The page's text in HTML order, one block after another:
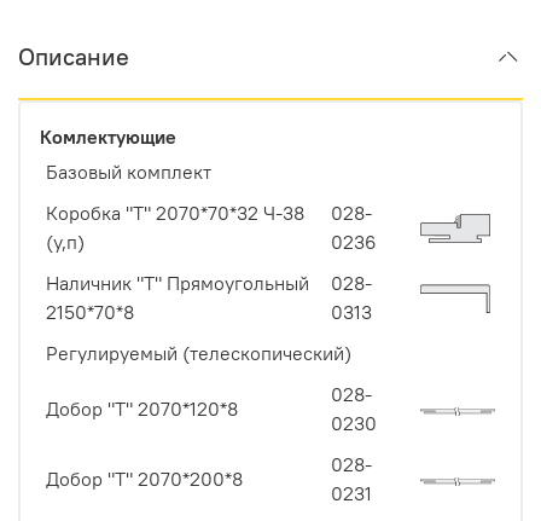
Описание
Комлектующие
Базовый комплект
Коробка "Т" 2070*70*32 Ч-38
(у,п)
028-
0236
Наличник "Т" Прямоугольный
2150*70*8
028-
0313
Регулируемый (телескопический)
Добор "Т" 2070*120*8
028-
0230
Добор "Т" 2070*200*8
028-
0231